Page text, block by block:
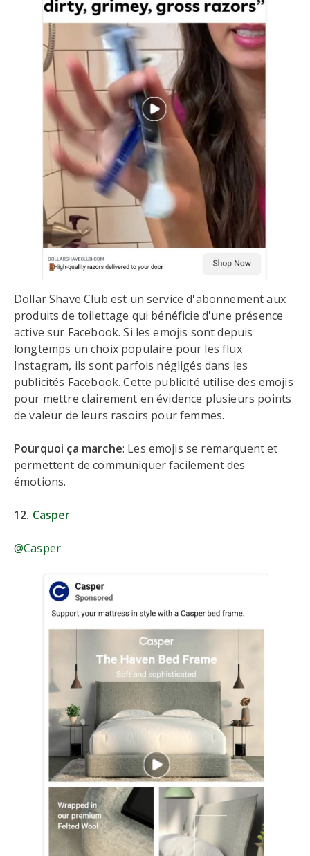
Dollar Shave Club est un service d'abonnement aux
produits de toilettage qui bénéficie d'une présence
active sur Facebook. Si les emojis sont depuis
longtemps un choix populaire pour les flux
Instagram, ils sont parfois négligés dans les
publicités Facebook. Cette publicité utilise des emojis
pour mettre clairement en évidence plusieurs points
de valeur de leurs rasoirs pour femmes.
Pourquoi ça marche: Les emojis se remarquent et
permettent de communiquer facilement des
émotions.
12. Casper
@Casper